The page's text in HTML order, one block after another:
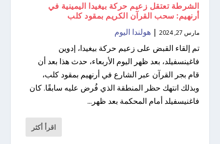
الشرطة تعتقل زعيم حركة بيغيدا اليمينية في
أرنهيم: سحب القرآن الكريم بمقود كلب
مارس 27, 2024 |هولندا اليوم
تم إلقاء القبض على زعيم حركة بيغيدا، إدوين
فاغينسفيلد، بعد ظهر اليوم الأربعاء، حدث هذا بعد أن
قام بجر القرآن عبر الشارع في أرنهيم بمقود كلب،
وبذلك انتهك حظر المنطقة الذي فُرض عليه سابقًا. كان
فاغنيسفيلد أمام المحكمة بعد ظهر...
اقرأ أكثر